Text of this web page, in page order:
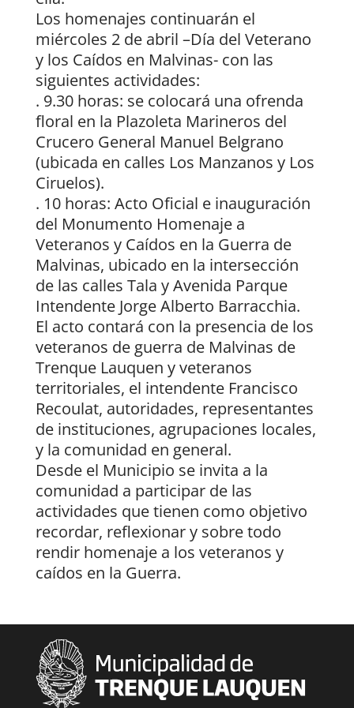
Los homenajes continuarán el
miércoles 2 de abril –Día del Veterano
y los Caídos en Malvinas- con las
siguientes actividades:
. 9.30 horas: se colocará una ofrenda
floral en la Plazoleta Marineros del
Crucero General Manuel Belgrano
(ubicada en calles Los Manzanos y Los
Ciruelos).
. 10 horas: Acto Oficial e inauguración
del Monumento Homenaje a
Veteranos y Caídos en la Guerra de
Malvinas, ubicado en la intersección
de las calles Tala y Avenida Parque
Intendente Jorge Alberto Barracchia.
El acto contará con la presencia de los
veteranos de guerra de Malvinas de
Trenque Lauquen y veteranos
territoriales, el intendente Francisco
Recoulat, autoridades, representantes
de instituciones, agrupaciones locales,
y la comunidad en general.
Desde el Municipio se invita a la
comunidad a participar de las
actividades que tienen como objetivo
recordar, reflexionar y sobre todo
rendir homenaje a los veteranos y
caídos en la Guerra.